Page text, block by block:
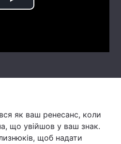
Play
як ваш ренесанс, коли
що увійшов у ваш знак.
щоб надати